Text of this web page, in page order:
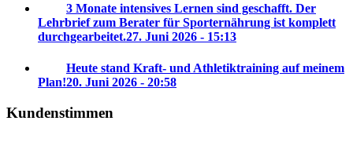
3 Monate intensives Lernen sind geschafft. Der
Lehrbrief zum Berater für Sporternährung ist komplett
durchgearbeitet.27. Juni 2026 - 15:13
Heute stand Kraft- und Athletiktraining auf meinem
Plan!20. Juni 2026 - 20:58
Kundenstimmen